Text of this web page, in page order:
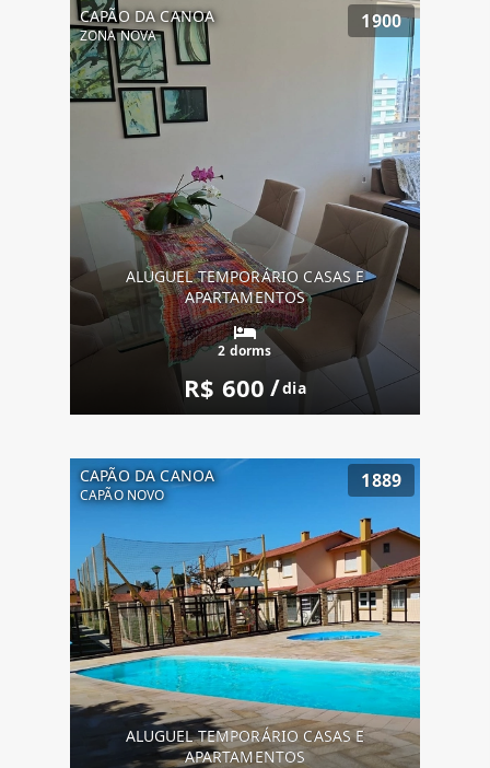
CAPÃO DA CANOA
ZONA NOVA
1900
ALUGUEL TEMPORÁRIO CASAS E
APARTAMENTOS
2 dorms
R$ 600 /dia
CAPÃO DA CANOA
CAPÃO NOVO
1889
ALUGUEL TEMPORÁRIO CASAS E
APARTAMENTOS